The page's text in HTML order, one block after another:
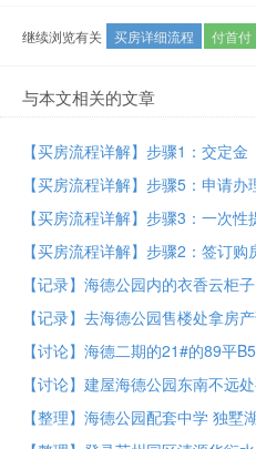
继续浏览有关 买房详细流程 付首付
与本文相关的文章
【买房流程详解】步骤1：交定金
【买房流程详解】步骤5：申请办
【买房流程详解】步骤3：一次性
【买房流程详解】步骤2：签订
【记录】海德公园内的衣香云柜子
【记录】去海德公园售楼处拿房
【整理】海德公园配套中学 独墅